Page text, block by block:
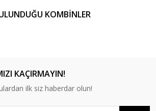
KOMBİNLER
Bevel Tekli Koltuk
KAÇIRMAYIN!
ilk siz haberdar olun!